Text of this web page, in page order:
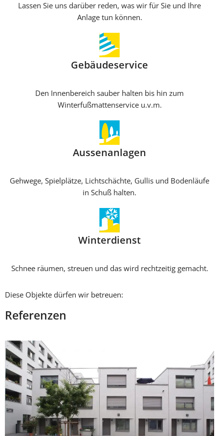
Lassen Sie uns darüber reden, was wir für Sie und Ihre
Anlage tun können.
Gebäudeservice
Den Innenbereich sauber halten bis hin zum
Winterfußmattenservice u.v.m.
Aussenanlagen
Gehwege, Spielplätze, Lichtschächte, Gullis und Bodenläufe
in Schuß halten.
Winterdienst
Schnee räumen, streuen und das wird rechtzeitig gemacht.
Diese Objekte dürfen wir betreuen:
Referenzen